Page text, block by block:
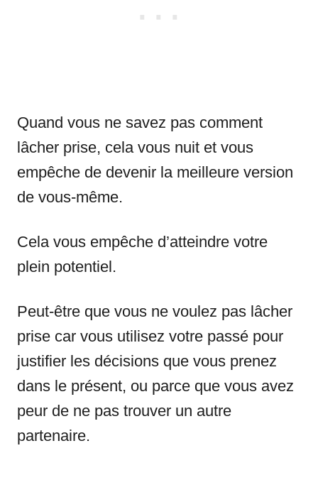
Quand vous ne savez pas comment
lâcher prise, cela vous nuit et vous
empêche de devenir la meilleure version
de vous-même.
Cela vous empêche d’atteindre votre
plein potentiel.
Peut-être que vous ne voulez pas lâcher
prise car vous utilisez votre passé pour
justifier les décisions que vous prenez
dans le présent, ou parce que vous avez
peur de ne pas trouver un autre
partenaire.